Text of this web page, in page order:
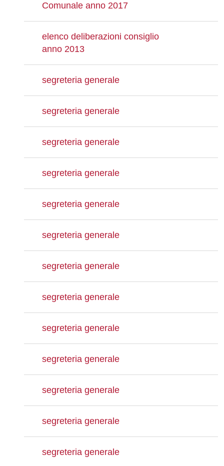
Comunale anno 2017
elenco deliberazioni consiglio
anno 2013
segreteria generale
segreteria generale
segreteria generale
segreteria generale
segreteria generale
segreteria generale
segreteria generale
segreteria generale
segreteria generale
segreteria generale
segreteria generale
segreteria generale
segreteria generale